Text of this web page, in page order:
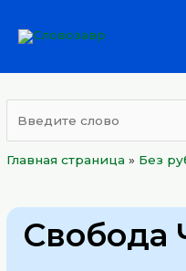
Главная страница » Без
Свобода